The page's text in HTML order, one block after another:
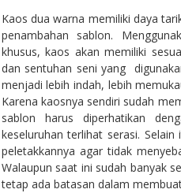
Kaos dua warna memiliki daya
penambahan sablon.
khusus, kaos akan memiliki
dan sentuhan seni yang
menjadi lebih indah, lebih
Karena kaosnya sendiri sudah
sablon harus diperhatikan
keseluruhan terlihat serasi.
peletakkannya agar tidak
Walaupun saat ini sudah banyak
tetap ada batasan dalam